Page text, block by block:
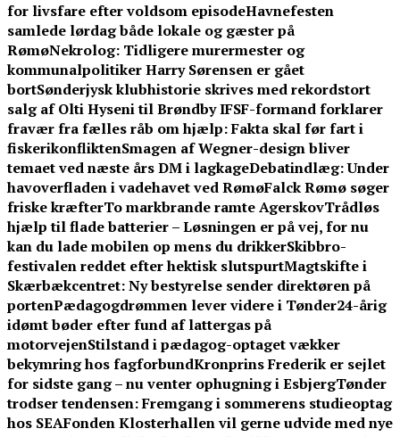
for livsfare efter voldsom episodeHavnefesten
samlede lørdag både lokale og gæster på
RømøNekrolog: Tidligere murermester og
kommunalpolitiker Harry Sørensen er gået
bortSønderjysk klubhistorie skrives med rekordstort
salg af Olti Hyseni til Brøndby IFSF-formand forklarer
fravær fra fælles råb om hjælp: Fakta skal før fart i
fiskerikonfliktenSmagen af Wegner-design bliver
temaet ved næste års DM i lagkageDebatindlæg: Under
havoverfladen i vadehavet ved RømøFalck Rømø søger
friske kræfterTo markbrande ramte AgerskovTrådløs
hjælp til flade batterier – Løsningen er på vej, for nu
kan du lade mobilen op mens du drikkerSkibbro-
festivalen reddet efter hektisk slutspurtMagtskifte i
Skærbækcentret: Ny bestyrelse sender direktøren på
portenPædagogdrømmen lever videre i Tønder24-årig
idømt bøder efter fund af lattergas på
motorvejenStilstand i pædagog-optaget vækker
bekymring hos fagforbundKronprins Frederik er sejlet
for sidste gang – nu venter ophugning i EsbjergTønder
trodser tendensen: Fremgang i sommerens studieoptag
hos SEAFonden Klosterhallen vil gerne udvide med nye